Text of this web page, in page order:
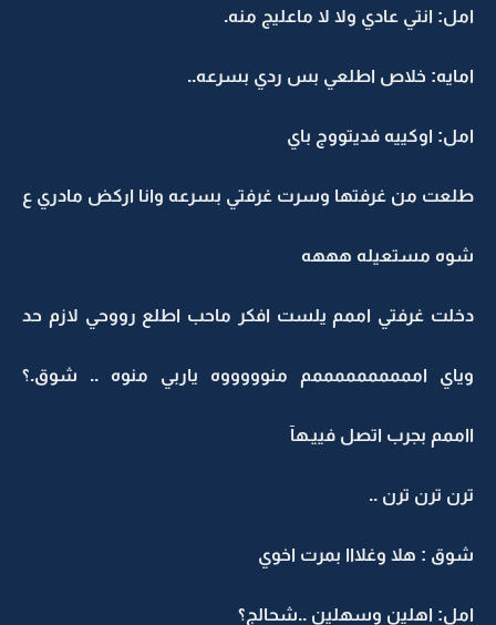
امل: انتي عادي ولا لا ماعليج منه.
امايه: خلاص اطلعي بس ردي بسرعه..
امل: اوكييه فديتووج باي
طلعت من غرفتها وسرت غرفتي بسرعه وانا اركض مادري ع
شوه مستعيله هههه
دخلت غرفتي اممم يلست افكر ماحب اطلع رووحي لازم حد
وياي اممممممممممم منوووووه ياربي منوه .. شوق.؟
ااممم بجرب اتصل فييـهآ
ترن ترن ترن ..
شوق : هلا وغلااا بمرت اخوي
امل: اهلين وسهلين ..شحالج؟